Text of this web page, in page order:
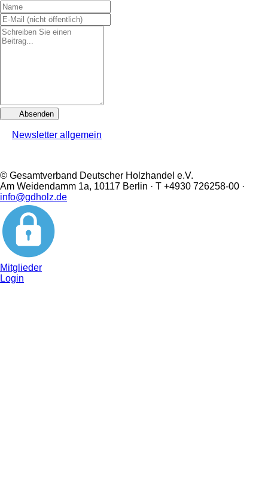
Absenden
Newsletter allgemein
© Gesamtverband Deutscher Holzhandel e.V.
Am Weidendamm 1a, 10117 Berlin · T +4930 726258-00 ·
info@gdholz.de
Mitglieder
Login